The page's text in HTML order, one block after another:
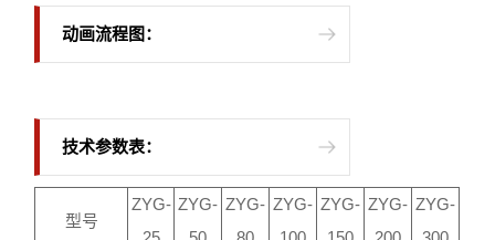
动画流程图：
技术参数表：
型号
ZYG- ZYG- ZYG- ZYG- ZYG- ZYG- ZYG-